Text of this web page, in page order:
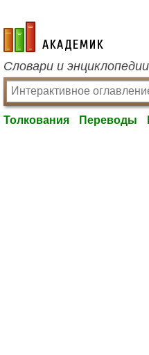
academic.ru
Словари и
Толкования Переводы